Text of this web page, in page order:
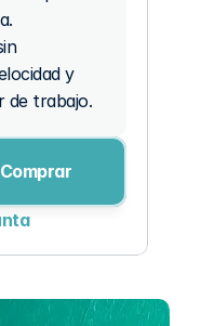
y
de trabajo.